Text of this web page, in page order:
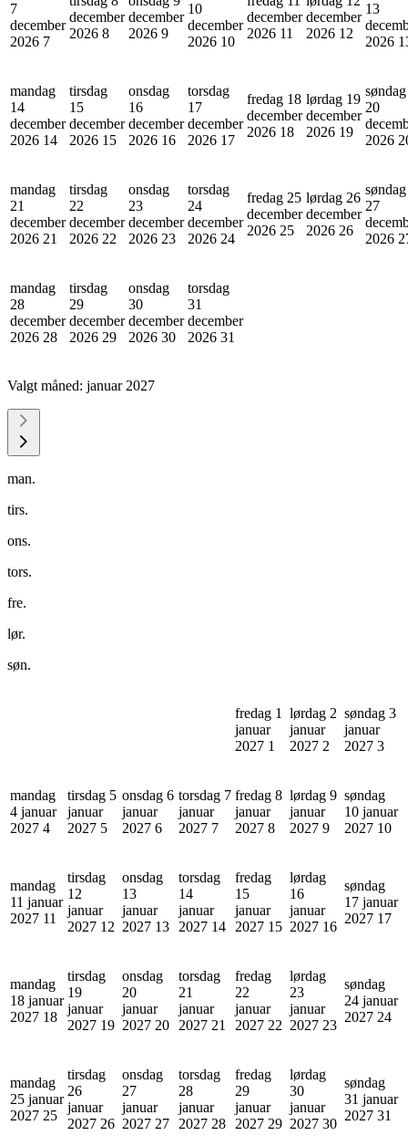
7
december
2026 7
december
2026 8
december
2026 9
10
december
2026 10
december
2026 11
december
2026 12
13
2026
mandag
14
december
2026 14
tirsdag
15
december
2026 15
onsdag
16
december
2026 16
torsdag
17
december
2026 17
fredag 18
december
2026 18
lørdag 19
december
2026 19
søndag
20
2026
mandag
21
december
2026 21
tirsdag
22
december
2026 22
onsdag
23
december
2026 23
torsdag
24
december
2026 24
fredag 25
december
2026 25
lørdag 26
december
2026 26
søndag
27
2026
mandag
28
december
2026 28
tirsdag
29
december
2026 29
onsdag
30
december
2026 30
torsdag
31
december
2026 31
Valgt måned: januar 2027
man.
tirs.
ons.
tors.
fre.
lør.
søn.
fredag 1
januar
2027 1
lørdag 2
januar
2027 2
søndag 3
januar
2027 3
mandag
4 januar
2027 4
tirsdag 5
januar
2027 5
onsdag 6
januar
2027 6
torsdag 7
januar
2027 7
fredag 8
januar
2027 8
lørdag 9
januar
2027 9
søndag
10 januar
2027 10
mandag
11 januar
2027 11
tirsdag
12
januar
2027 12
onsdag
13
januar
2027 13
torsdag
14
januar
2027 14
fredag
15
januar
2027 15
lørdag
16
januar
2027 16
søndag
17 januar
2027 17
mandag
18 januar
2027 18
tirsdag
19
januar
2027 19
onsdag
20
januar
2027 20
torsdag
21
januar
2027 21
fredag
22
januar
2027 22
lørdag
23
januar
2027 23
søndag
24 januar
2027 24
mandag
25 januar
2027 25
tirsdag
26
januar
2027 26
onsdag
27
januar
2027 27
torsdag
28
januar
2027 28
fredag
29
januar
2027 29
lørdag
30
januar
2027 30
søndag
31 januar
2027 31